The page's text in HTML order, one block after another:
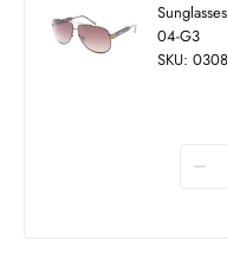
04-G3
SKU: